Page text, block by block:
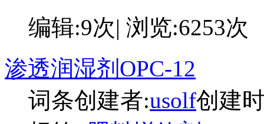
编辑:9次| 浏览:6253次
渗透润湿剂OPC-12
词条创建者:usolf创建